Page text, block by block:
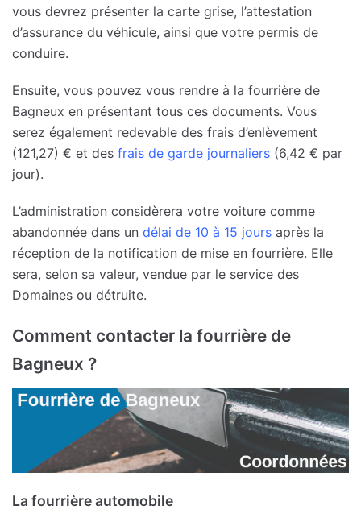
vous devrez présenter la carte grise, l’attestation
d’assurance du véhicule, ainsi que votre permis de
conduire.
Ensuite, vous pouvez vous rendre à la fourrière de
Bagneux en présentant tous ces documents. Vous
serez également redevable des frais d’enlèvement
(121,27) € et des frais de garde journaliers (6,42 € par
jour).
L’administration considèrera votre voiture comme
abandonnée dans un délai de 10 à 15 jours après la
réception de la notification de mise en fourrière. Elle
sera, selon sa valeur, vendue par le service des
Domaines ou détruite.
Comment contacter la fourrière de
Bagneux ?
La fourrière automobile